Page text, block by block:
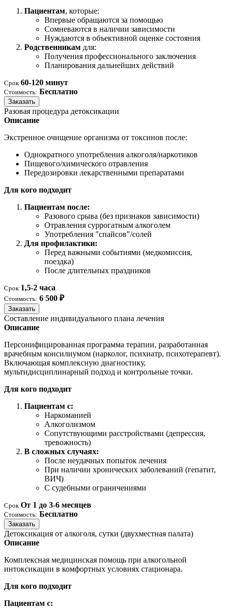
Пациентам, которые:
Впервые обращаются за помощью
Сомневаются в наличии зависимости
Нуждаются в объективной оценке состояния
Родственникам для:
Получения профессионального заключения
Планирования дальнейших действий
Срок 60-120 минут
Стоимость: Бесплатно
Заказать
Разовая процедура детоксикации
Описание
Экстренное очищение организма от токсинов после:
Однократного употребления алкоголя/наркотиков
Пищевого/химического отравления
Передозировки лекарственными препаратами
Для кого подходит
Пациентам после:
Разового срыва (без признаков зависимости)
Отравления суррогатным алкоголем
Употребления "спайсов"/солей
Для профилактики:
Перед важными событиями (медкомиссия,
поездка)
После длительных праздников
Срок 1,5-2 часа
Стоимость: 6 500 ₽
Заказать
Составление индивидуального плана лечения
Описание
Персонифицированная программа терапии, разработанная
врачебным консилиумом (нарколог, психиатр, психотерапевт).
Включающая комплексную диагностику,
мультидисциплинарный подход и контрольные точки.
Для кого подходит
Пациентам с:
Наркоманией
Алкоголизмом
Сопутствующими расстройствами (депрессия,
тревожность)
В сложных случаях:
После неудачных попыток лечения
При наличии хронических заболеваний (гепатит,
ВИЧ)
С судебными ограничениями
Срок От 1 до 3-6 месяцев
Стоимость: Бесплатно
Заказать
Детоксикация от алкоголя, сутки (двухместная палата)
Описание
Комплексная медицинская помощь при алкогольной
интоксикации в комфортных условиях стационара.
Для кого подходит
Пациентам с: